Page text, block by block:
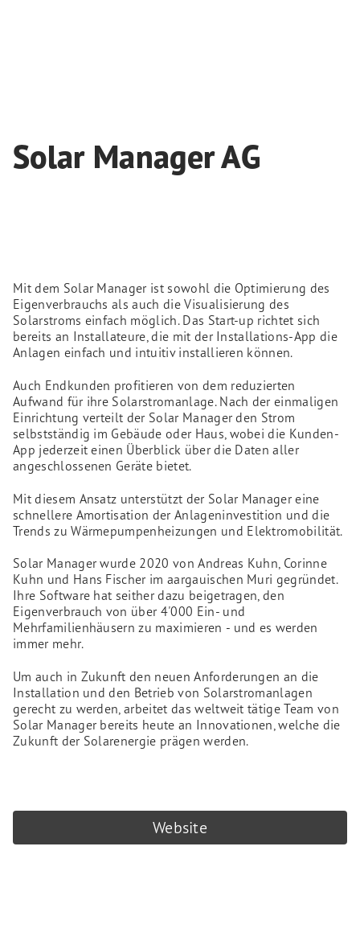
Solar Manager AG
Mit dem Solar Manager ist sowohl die Optimierung des
Eigenverbrauchs als auch die Visualisierung des
Solarstroms einfach möglich. Das Start-up richtet sich
bereits an Installateure, die mit der Installations-App die
Anlagen einfach und intuitiv installieren können.
Auch Endkunden profitieren von dem reduzierten
Aufwand für ihre Solarstromanlage. Nach der einmaligen
Einrichtung verteilt der Solar Manager den Strom
selbstständig im Gebäude oder Haus, wobei die Kunden-
App jederzeit einen Überblick über die Daten aller
angeschlossenen Geräte bietet.
Mit diesem Ansatz unterstützt der Solar Manager eine
schnellere Amortisation der Anlageninvestition und die
Trends zu Wärmepumpenheizungen und Elektromobilität.
Solar Manager wurde 2020 von Andreas Kuhn, Corinne
Kuhn und Hans Fischer im aargauischen Muri gegründet.
Ihre Software hat seither dazu beigetragen, den
Eigenverbrauch von über 4'000 Ein- und
Mehrfamilienhäusern zu maximieren - und es werden
immer mehr.
Um auch in Zukunft den neuen Anforderungen an die
Installation und den Betrieb von Solarstromanlagen
gerecht zu werden, arbeitet das weltweit tätige Team von
Solar Manager bereits heute an Innovationen, welche die
Zukunft der Solarenergie prägen werden.
Website